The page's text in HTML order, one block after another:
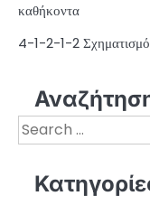
καθήκοντα
4-1-2-1-2
Search
for: